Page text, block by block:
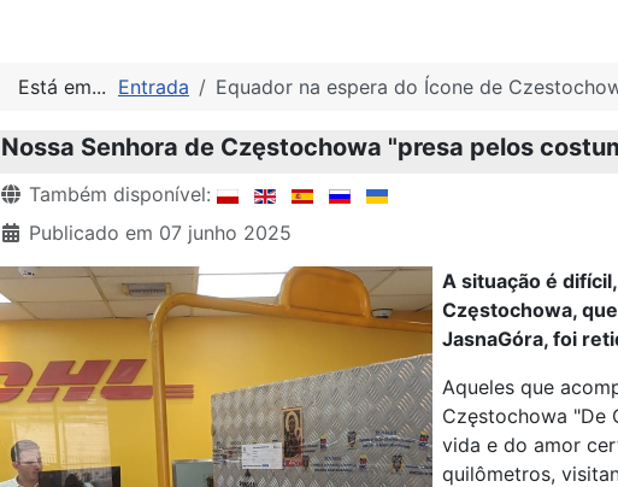
Está em... Entrada Equador na espera do Ícone de
Nossa Senhora de Częstochowa "presa pelos
Detalhes
Também disponível:
Publicado em 07 junho 2025
A situação é
Częstochowa,
JasnaGóra, foi
Aqueles que
Częstochowa "De
vida e do amor
quilômetros,